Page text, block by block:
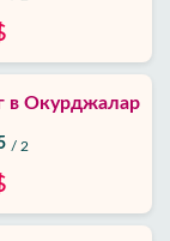
в Окурджалар
/ 2